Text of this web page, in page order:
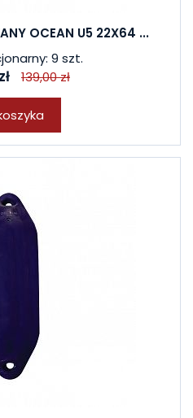
OCEAN U5 22X64 ...
9 szt.
139,00 zł